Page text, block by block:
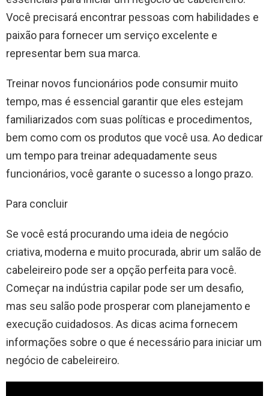
Você precisará encontrar pessoas com habilidades e
paixão para fornecer um serviço excelente e
representar bem sua marca.
Treinar novos funcionários pode consumir muito
tempo, mas é essencial garantir que eles estejam
familiarizados com suas políticas e procedimentos,
bem como com os produtos que você usa. Ao dedicar
um tempo para treinar adequadamente seus
funcionários, você garante o sucesso a longo prazo.
Para concluir
Se você está procurando uma ideia de negócio
criativa, moderna e muito procurada, abrir um salão de
cabeleireiro pode ser a opção perfeita para você.
Começar na indústria capilar pode ser um desafio,
mas seu salão pode prosperar com planejamento e
execução cuidadosos. As dicas acima fornecem
informações sobre o que é necessário para iniciar um
negócio de cabeleireiro.